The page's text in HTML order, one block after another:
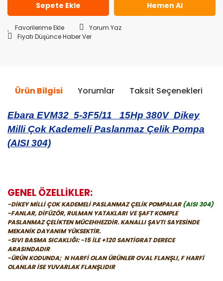
Sepete Ekle Hemen Al
Yorum Yaz
Fiyatı Düşünce Haber Ver
Ürün Bilgisi Yorumlar Taksit Seçenekleri
Ebara EVM32 5-3F5/11 15Hp 380V Dikey
Milli Çok Kademeli Paslanmaz Çelik Pompa
(AISI 304)
GENEL ÖZELLİKLER:
-DİKEY MİLLİ ÇOK KADEMELİ PASLANMAZ ÇELİK POMPALAR(AISI 304)
-FANLAR, DİFÜZÖR, RULMAN YATAKLARI VE ŞAFT KOMPLE
PASLANMAZ ÇELİKTEN MÜCEHHEZDİR. KANALLI ŞAVTI SAYESİNDE
MEKANİK DAYANIM YÜKSEKTİR.
-SIVI BASMA SICAKLIĞI: -15 İLE +120 SANTİGRAT DERECE
ARASINDADIR
-ÜRÜN KODUNDA; N HARFİ OLAN ÜRÜNLER OVAL FLANŞLI, F HARFİ
OLANLAR İSE YUVARLAK FLANŞLIDIR